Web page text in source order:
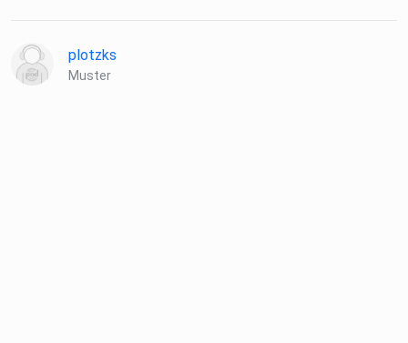
plotzks
Muster